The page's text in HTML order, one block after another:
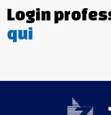
Login
qui